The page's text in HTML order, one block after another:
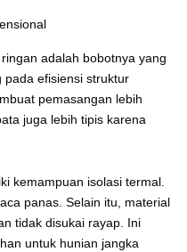
adalah bobotnya yang
pada efisiensi struktur
pemasangan lebih
juga lebih tipis karena
kemampuan isolasi termal.
panas. Selain itu, material
tidak disukai rayap. Ini
untuk hunian jangka